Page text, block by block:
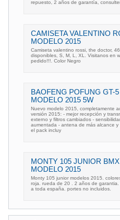
repuesto, 2 años de garantía,
CAMISETA VALENTINO
MODELO 2015
Camiseta valentino rossi, the doctor,
disponibles, S, M, L, XL. Visitanos en
pedido!!!. Color Negro
BAOFENG POFUNG GT-
MODELO 2015 5W
Nuevo modelo 2015, completamente
versión 2015: - mejor recepción y
externo y filtros cambiados -
aumentada - antena de más alcance y
el pack incluy
MONTY 105 JUNIOR BMX
MODELO 2015
Monty 105 junior modelos 2015.
roja. rueda de 20 . 2 años de
a toda españa. portes no incluidos.